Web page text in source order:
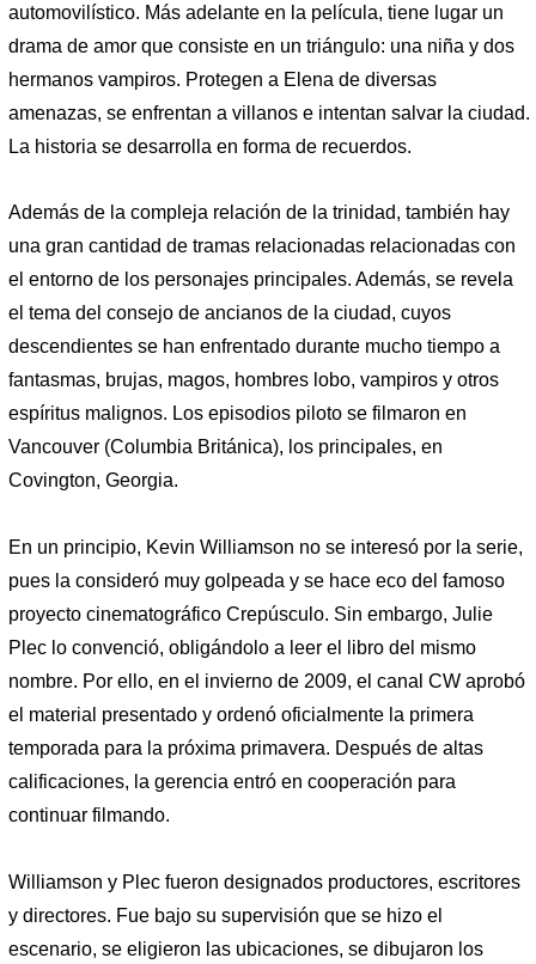
automovilístico. Más adelante en la película, tiene lugar un
drama de amor que consiste en un triángulo: una niña y dos
hermanos vampiros. Protegen a Elena de diversas
amenazas, se enfrentan a villanos e intentan salvar la ciudad.
La historia se desarrolla en forma de recuerdos.
Además de la compleja relación de la trinidad, también hay
una gran cantidad de tramas relacionadas relacionadas con
el entorno de los personajes principales. Además, se revela
el tema del consejo de ancianos de la ciudad, cuyos
descendientes se han enfrentado durante mucho tiempo a
fantasmas, brujas, magos, hombres lobo, vampiros y otros
espíritus malignos. Los episodios piloto se filmaron en
Vancouver (Columbia Británica), los principales, en
Covington, Georgia.
En un principio, Kevin Williamson no se interesó por la serie,
pues la consideró muy golpeada y se hace eco del famoso
proyecto cinematográfico Crepúsculo. Sin embargo, Julie
Plec lo convenció, obligándolo a leer el libro del mismo
nombre. Por ello, en el invierno de 2009, el canal CW aprobó
el material presentado y ordenó oficialmente la primera
temporada para la próxima primavera. Después de altas
calificaciones, la gerencia entró en cooperación para
continuar filmando.
Williamson y Plec fueron designados productores, escritores
y directores. Fue bajo su supervisión que se hizo el
escenario, se eligieron las ubicaciones, se dibujaron los